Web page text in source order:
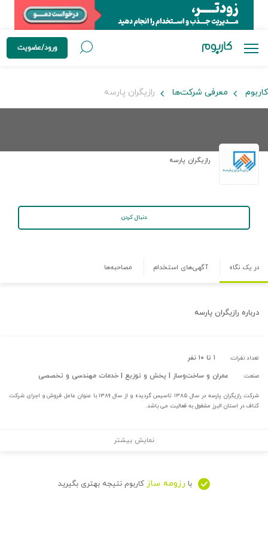
ورود/عضویت
کاربوم معرفی شرکت‌ها رازیگران پارسه
رازیگران پارسه
دنبال کردن
در یک نگاه آگهی‌های استخدام مصاحبه‌ها
درباره رازیگران پارسه
تعداد نفرات: ۱ تا ۱۰ نفر
صنعت: عمران و ساخت‌وساز | پخش و توزیع | خدمات مهندسی و تخصصی
شرکت رازیگران پارسه در سال ۱۳۸۵ تاسیس گردیده و از سال ۱۳۸۹ با عنوان عامل فروش و اجرای شرکت
کناف در استان البرز مشغول به فعالیت می باشد.
نمایش بیشتر
با رزومه ساز کاربوم نتیجه بهتری بگیرید